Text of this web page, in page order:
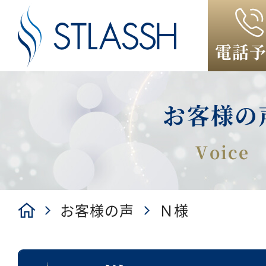
電話
お客様の
お客様の声 Ｎ様